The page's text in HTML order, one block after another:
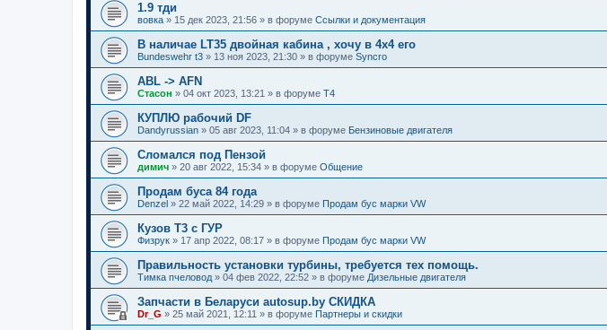
1.9 тди
вовка » 15 дек 2023, 21:56 » в форуме Ссылки и документация
В наличае LT35 двойная кабина , хочу в 4х4 его
Bundeswehr t3 » 13 ноя 2023, 21:30 » в форуме Syncro
ABL -> AFN
Стасон » 04 окт 2023, 13:21 » в форуме T4
КУПЛЮ рабочий DF
Dandyrussian » 05 авг 2023, 11:04 » в форуме Бензиновые двигателя
Сломался под Пензой
димич » 20 авг 2022, 15:34 » в форуме Общение
Продам буса 84 года
Denzel » 22 май 2022, 14:29 » в форуме Продам бус марки VW
Кузов Т3 с ГУР
Физрук » 17 апр 2022, 08:17 » в форуме Продам бус марки VW
Правильность установки турбины, требуется тех помощь.
Тимка пчеловод » 04 фев 2022, 22:52 » в форуме Дизельные двигателя
Запчасти в Беларуси autosup.by СКИДКА
Dr_G » 25 май 2021, 12:11 » в форуме Партнеры и скидки